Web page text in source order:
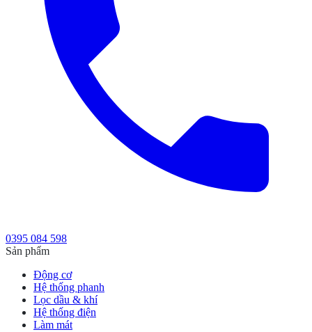
0395 084 598
Sản phẩm
Động cơ
Hệ thống phanh
Lọc dầu & khí
Hệ thống điện
Làm mát